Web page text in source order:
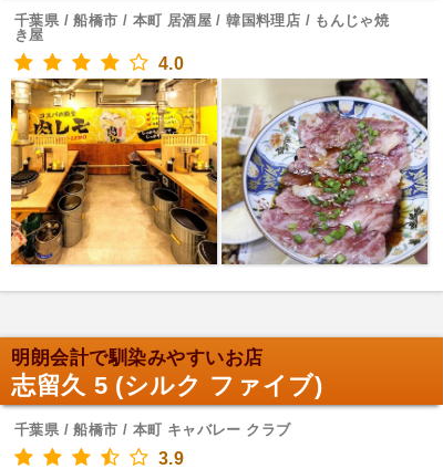
千葉県 / 船橋市 / 本町 居酒屋 / 韓国料理店 / もんじゃ焼
き屋
4.0
明朗会計で馴染みやすいお店
志留久 5 (シルク ファイブ)
千葉県 / 船橋市 / 本町 キャバレー クラブ
3.9